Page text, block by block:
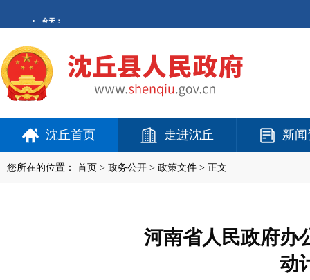
沈丘首页 走进沈丘 新
您所在的位置： 首页 > 政务公开 > 政策文件 > 正文
河南省人民政府办
动